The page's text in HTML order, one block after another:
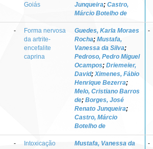
Goiás
Junqueira; Castro,
Márcio Botelho de
-
Forma nervosa
da artrite-
encefalite
caprina
Guedes, Karla Moraes
Rocha; Mustafa,
Vanessa da Silva;
Pedroso, Pedro Miguel
Ocampos; Driemeier,
David; Ximenes, Fábio
Henrique Bezerra;
Melo, Cristiano Barros
de; Borges, José
Renato Junqueira;
Castro, Márcio
Botelho de
-
-
Intoxicação
Mustafa, Vanessa da
-